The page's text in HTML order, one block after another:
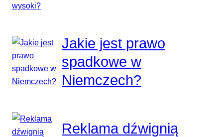
Jakie jest prawo
spadkowe w
Niemczech?
Reklama dźwignią